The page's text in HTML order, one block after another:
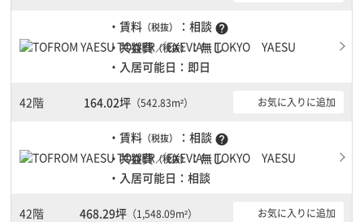
・賃料 （税抜） ：相談 help
・共益費（税抜）：無し
・入居可能日：即日
42階 164.02坪 （542.83m²） お気に入りに追加
・賃料 （税抜） ：相談 help
・共益費（税抜）：無し
・入居可能日：相談
42階 468.29坪 （1,548.09m²） お気に入りに追加